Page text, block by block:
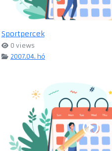
Sportpercek
0 views
2007.04. hó